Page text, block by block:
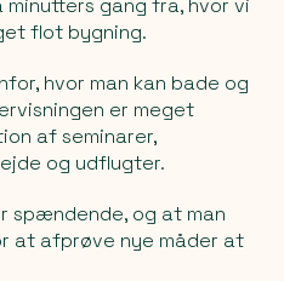
flot bygning.
hvor man kan bade og
er meget
af seminarer,
og udflugter.
spændende, og at man
at afprøve nye måder at